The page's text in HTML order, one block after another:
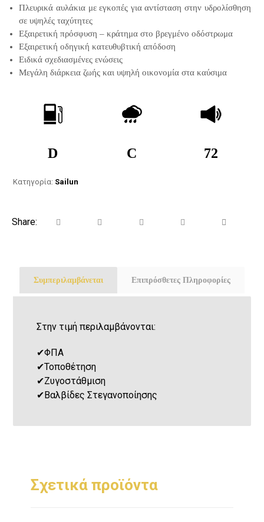
Πλευρικά αυλάκια με εγκοπές για αντίσταση στην υδρολίσθηση
σε υψηλές ταχύτητες
Εξαιρετική πρόσφυση – κράτημα στο βρεγμένο οδόστρωμα
Εξαιρετική οδηγική κατευθυβτική απόδοση
Ειδικά σχεδιασμένες ενώσεις
Μεγάλη διάρκεια ζωής και υψηλή οικονομία στα καύσιμα
D C 72
Κατηγορία: Sailun
Συμπεριλαμβάνεται Επιπρόσθετες Πληροφορίες
Στην τιμή περιλαμβάνονται:
✔ΦΠΑ
✔Τοποθέτηση
✔Ζυγοστάθμιση
✔Βαλβίδες Στεγανοποίησης
Σχετικά προϊόντα